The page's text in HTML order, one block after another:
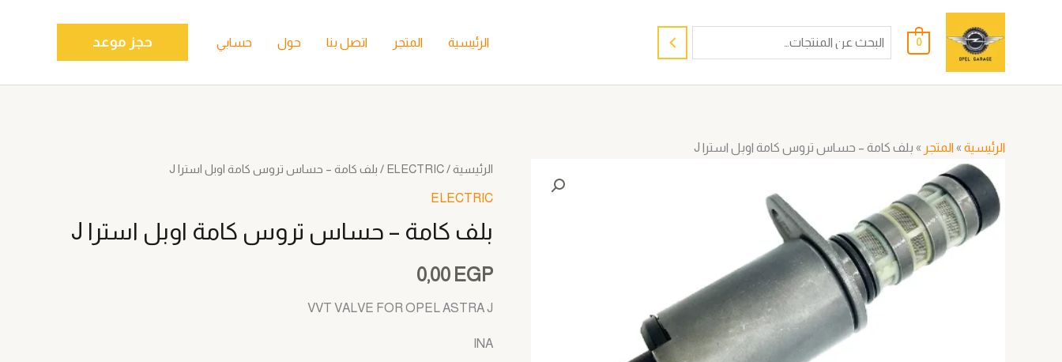
0 الرئيسية المتجر اتصل بنا حول حسابي حجز موعد
الرئيسية » المتجر » بلف كامة – حساس تروس كامة اوبل استرا J
الرئيسية/
ELECTRIC / بلف كامة – حساس تروس كامة اوبل استرا J
ELECTRIC
بلف كامة – حساس تروس كامة اوبل استرا J
0,00 EGP
VVT VALVE FOR OPEL ASTRA J
INA
كمية
بلف
كامة